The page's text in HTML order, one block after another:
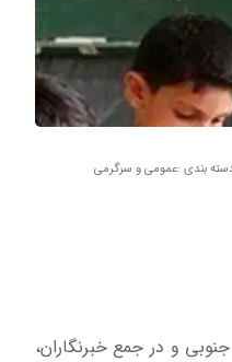
بندی :عمومی و سرگرمی
و در جمع خبرنگاران،
یونسکو گفت‌وگوی جهانی تامین
مالی فرهنگ را برای تقویت
سرمایه‌گذاری در میراث‌فرهنگی
آغاز کرد/ طراحی نظام نوین برای
صنایع خلاق